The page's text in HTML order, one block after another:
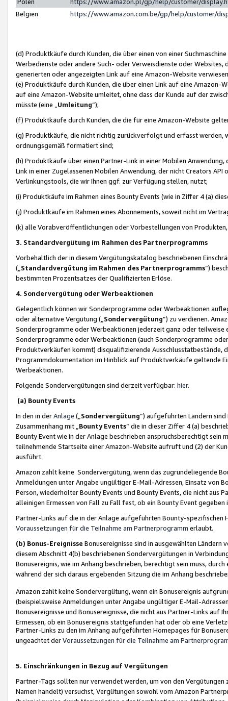
Belgien
https://www.amazon.com.be/gp/help/customer/
(d) Produktkäufe durch Kunden, die über einen von einer
Werbedienste oder andere Such- oder Verweisdienste oder Websites,
generierten oder angezeigten Link auf eine Amazon-Website
(e) Produktkäufe durch Kunden, die über einen Link auf eine
auf eine Amazon-Website umleitet, ohne dass der Kunde auf der
müsste (eine „ Umleitung“);
(f) Produktkäufe durch Kunden, die die für eine Amazon-Website
(g) Produktkäufe, die nicht richtig zurückverfolgt und erfasst werden,
ordnungsgemäß formatiert sind;
(h) Produktkäufe über einen Partner-Link in einer Mobilen
Link in einer Zugelassenen Mobilen Anwendung, der nicht Creators
Verlinkungstools, die wir Ihnen ggf. zur Verfügung stellen, nutzt;
(i) Produktkäufe im Rahmen eines Bounty Events (wie in Ziffer 4 (a)
(j) Produktkäufe im Rahmen eines Abonnements, soweit nicht im
(k) alle Vorabveröffentlichungen oder Vorbestellungen von
3. Standardvergütung im Rahmen des Partnerprogramms
Vorbehaltlich der in diesem Vergütungskatalog beschriebenen
(„ Standardvergütung im Rahmen des Partnerprogramms“)
bestimmten Prozentsatzes der Qualifizierten Erlöse.
4. Sondervergütung oder Werbeaktionen
Gelegentlich können wir Sonderprogramme oder Werbeaktionen
oder alternative Vergütung („ Sondervergütung”) zu verdienen.
Sonderprogramme oder Werbeaktionen jederzeit ganz oder
Sonderprogramme oder Werbeaktionen (auch Sonderprogramme
Produktverkäufen kommt) disqualifizierende Ausschlusstatbestände,
Programmdokumentation im Hinblick auf Produktverkäufe geltende
Werbeaktionen.
Folgende Sondervergütungen sind derzeit verfügbar: hier.
(a) Bounty Events
In den in derAnlage („ Sondervergütung“) aufgeführten Ländern
Zusammenhang mit „ Bounty Events“ die in dieser Ziffer 4 (a)
Bounty Event wie in der Anlage beschrieben anspruchsberechtigt sein
teilnehmende Startseite einer Amazon-Website aufruft und (2) der
ausführt.
Amazon zahlt keine Sondervergütung, wenn das zugrundeliegende
Anmeldungen unter Angabe ungültiger E-Mail-Adressen, Einsatz von
Person, wiederholter Bounty Events und Bounty Events, die nicht
alleinigen Ermessen von Fall zu Fall fest, ob ein Bounty Event
Partner-Links auf die in der Anlage aufgeführten Bounty-spezifischen
Voraussetzungen für die Teilnahme am Partnerprogramm erlaubt.
(b) Bonus-Ereignisse Bonusereignisse sind in ausgewählten Ländern
diesem Abschnitt 4(b) beschriebenen Sondervergütungen in
Bonusereignis, wie im Anhang beschrieben, berechtigt sein muss,
während der sich daraus ergebenden Sitzung die im Anhang
Amazon zahlt keine Sondervergütung, wenn ein Bonusereignis
(beispielsweise Anmeldungen unter Angabe ungültiger E-Mail-
Bonusereignisse und Bonusereignisse, die nicht aus Partner-Links auf
Ermessen, ob ein Bonusereignis stattgefunden hat oder ob eine
Partner-Links zu den im Anhang aufgeführten Homepages für
ungeachtet derVoraussetzungen für die Teilnahme am
5. Einschränkungen in Bezug auf Vergütungen
Partner-Tags sollten nur verwendet werden, um von den
Namen handelt) versuchst, Vergütungen sowohl vom Amazon